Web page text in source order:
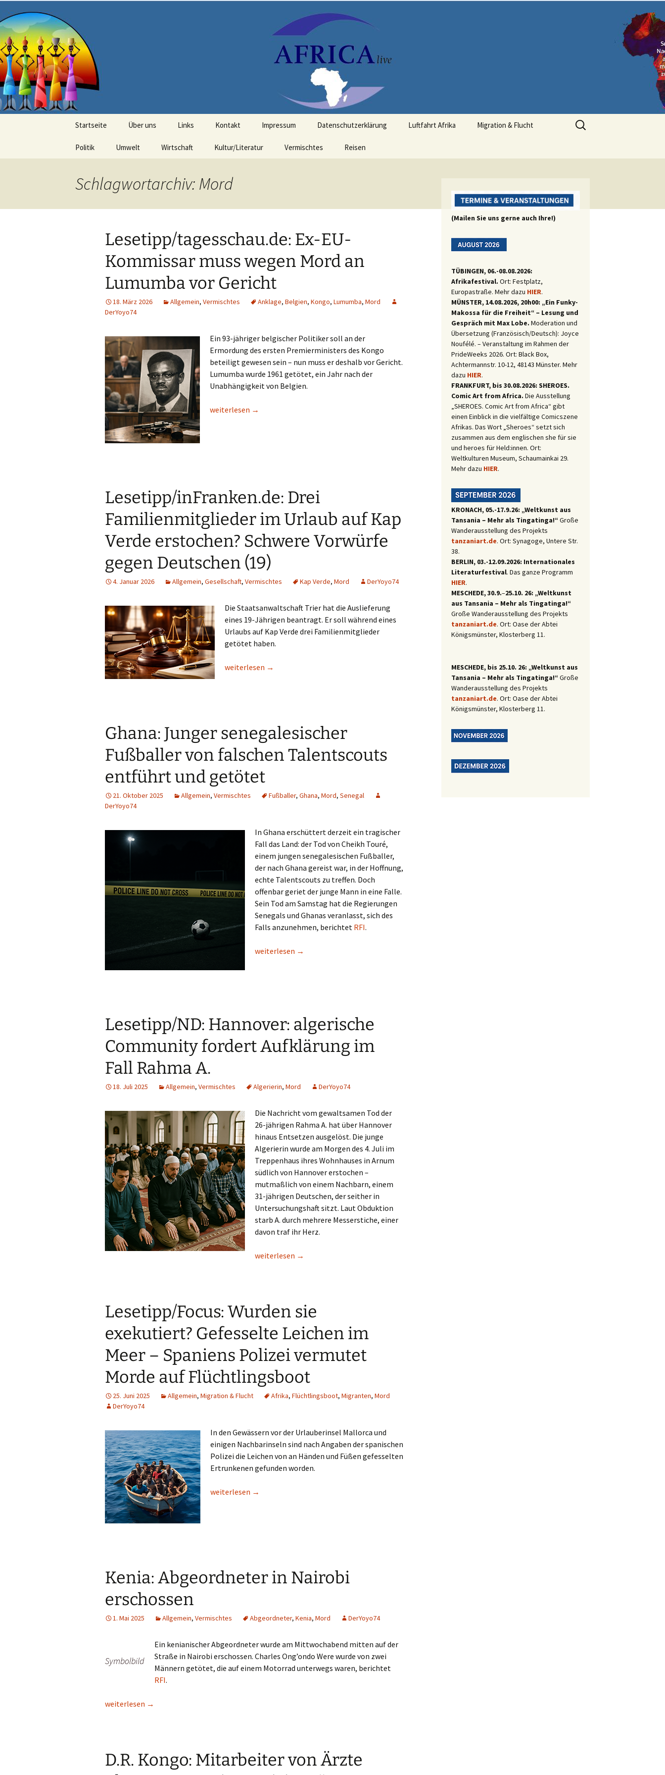
Inhalt
springen
AFRICA live
Startseite Über uns Links Kontakt Impressum Datenschutzerklärung Luftfahrt Afrika Migration & Flucht
Politik Umwelt Wirtschaft Kultur/Literatur Vermischtes Reisen
Suchen
nach:
Schlagwortarchiv: Mord
Lesetipp/tagesschau.de: Ex-EU-
Kommissar muss wegen Mord an
Lumumba vor Gericht
18. März 2026 Allgemein, Vermischtes Anklage, Belgien, Kongo, Lumumba, Mord
DerYoyo74
Ein 93-jähriger belgischer Politiker soll an der
Ermordung des ersten Premierministers des Kongo
beteiligt gewesen sein – nun muss er deshalb vor Gericht.
Lumumba wurde 1961 getötet, ein Jahr nach der
Unabhängigkeit von Belgien.
Lesetipp/tagesschau.de: Ex-EU-Kommissar muss wegen Mord an Lumumba vor Gericht
weiterlesen →
Lesetipp/inFranken.de: Drei
Familienmitglieder im Urlaub auf Kap
Verde erstochen? Schwere Vorwürfe
gegen Deutschen (19)
4. Januar 2026 Allgemein, Gesellschaft, Vermischtes Kap Verde, Mord DerYoyo74
Die Staatsanwaltschaft Trier hat die Auslieferung
eines 19-Jährigen beantragt. Er soll während eines
Urlaubs auf Kap Verde drei Familienmitglieder
getötet haben.
Lesetipp/inFranken.de: Drei Familienmitglieder im Urlaub auf Kap Verde erstochen? Schwere Vorwürfe gegen Deutschen (19)
weiterlesen →
Ghana: Junger senegalesischer
Fußballer von falschen Talentscouts
entführt und getötet
21. Oktober 2025 Allgemein, Vermischtes Fußballer, Ghana, Mord, Senegal
DerYoyo74
In Ghana erschüttert derzeit ein tragischer
Fall das Land: der Tod von Cheikh Touré,
einem jungen senegalesischen Fußballer,
der nach Ghana gereist war, in der Hoffnung,
echte Talentscouts zu treffen. Doch
offenbar geriet der junge Mann in eine Falle.
Sein Tod am Samstag hat die Regierungen
Senegals und Ghanas veranlasst, sich des
Falls anzunehmen, berichtet RFI.
Ghana: Junger senegalesischer Fußballer von falschen Talentscouts entführt und getötet
weiterlesen →
Lesetipp/ND: Hannover: algerische
Community fordert Aufklärung im
Fall Rahma A.
18. Juli 2025 Allgemein, Vermischtes Algerierin, Mord DerYoyo74
Die Nachricht vom gewaltsamen Tod der
26-jährigen Rahma A. hat über Hannover
hinaus Entsetzen ausgelöst. Die junge
Algerierin wurde am Morgen des 4. Juli im
Treppenhaus ihres Wohnhauses in Arnum
südlich von Hannover erstochen –
mutmaßlich von einem Nachbarn, einem
31-jährigen Deutschen, der seither in
Untersuchungshaft sitzt. Laut Obduktion
starb A. durch mehrere Messerstiche, einer
davon traf ihr Herz.
Lesetipp/ND: Hannover: algerische Community fordert Aufklärung im Fall Rahma A.
weiterlesen →
Lesetipp/Focus: Wurden sie
exekutiert? Gefesselte Leichen im
Meer – Spaniens Polizei vermutet
Morde auf Flüchtlingsboot
25. Juni 2025 Allgemein, Migration & Flucht Afrika, Flüchtlingsboot, Migranten, Mord
DerYoyo74
In den Gewässern vor der Urlauberinsel Mallorca und
einigen Nachbarinseln sind nach Angaben der spanischen
Polizei die Leichen von an Händen und Füßen gefesselten
Ertrunkenen gefunden worden.
Lesetipp/Focus: Wurden sie exekutiert? Gefesselte Leichen im Meer – Spaniens Polizei vermutet Morde auf Flüchtlingsboot
weiterlesen →
Kenia: Abgeordneter in Nairobi
erschossen
1. Mai 2025 Allgemein, Vermischtes Abgeordneter, Kenia, Mord DerYoyo74
Symbolbild
Ein kenianischer Abgeordneter wurde am Mittwochabend mitten auf der
Straße in Nairobi erschossen. Charles Ong’ondo Were wurde von zwei
Männern getötet, die auf einem Motorrad unterwegs waren, berichtet
RFI.
Kenia: Abgeordneter in Nairobi erschossen
weiterlesen →
D.R. Kongo: Mitarbeiter von Ärzte
(Mailen Sie uns gerne auch Ihre!)
TÜBINGEN, 06.-08.08.2026:
Afrikafestival. Ort: Festplatz,
Europastraße. Mehr dazu HIER.
MÜNSTER, 14.08.2026, 20h00: „Ein Funky-
Makossa für die Freiheit“ – Lesung und
Gespräch mit Max Lobe. Moderation und
Übersetzung (Französisch/Deutsch): Joyce
Noufélé. – Veranstaltung im Rahmen der
PrideWeeks 2026. Ort: Black Box,
Achtermannstr. 10-12, 48143 Münster. Mehr
dazu HIER.
FRANKFURT, bis 30.08.2026: SHEROES.
Comic Art from Africa. Die Ausstellung
„SHEROES. Comic Art from Africa“ gibt
einen Einblick in die vielfältige Comicszene
Afrikas. Das Wort „Sheroes“ setzt sich
zusammen aus dem englischen she für sie
und heroes für Held:innen. Ort:
Weltkulturen Museum, Schaumainkai 29.
Mehr dazu HIER.
KRONACH, 05.-17.9.26: „Weltkunst aus
Tansania – Mehr als Tingatinga!“Große
Wanderausstellung des Projekts
tanzaniart.de. Ort: Synagoge, Untere Str.
38.
BERLIN, 03.-12.09.2026: Internationales
Literaturfestival. Das ganze Programm
HIER.
MESCHEDE, 30.9.–25.10. 26: „Weltkunst
aus Tansania – Mehr als Tingatinga!“
Große Wanderausstellung des Projekts
tanzaniart.de. Ort: Oase der Abtei
Königsmünster, Klosterberg 11.
MESCHEDE, bis 25.10. 26: „Weltkunst aus
Tansania – Mehr als Tingatinga!“Große
Wanderausstellung des Projekts
tanzaniart.de. Ort: Oase der Abtei
Königsmünster, Klosterberg 11.